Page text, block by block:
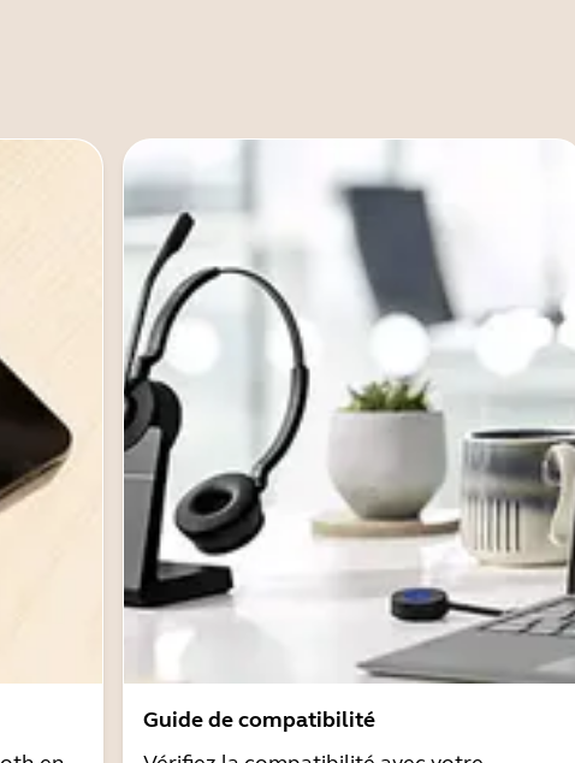
Guide de compatibilité